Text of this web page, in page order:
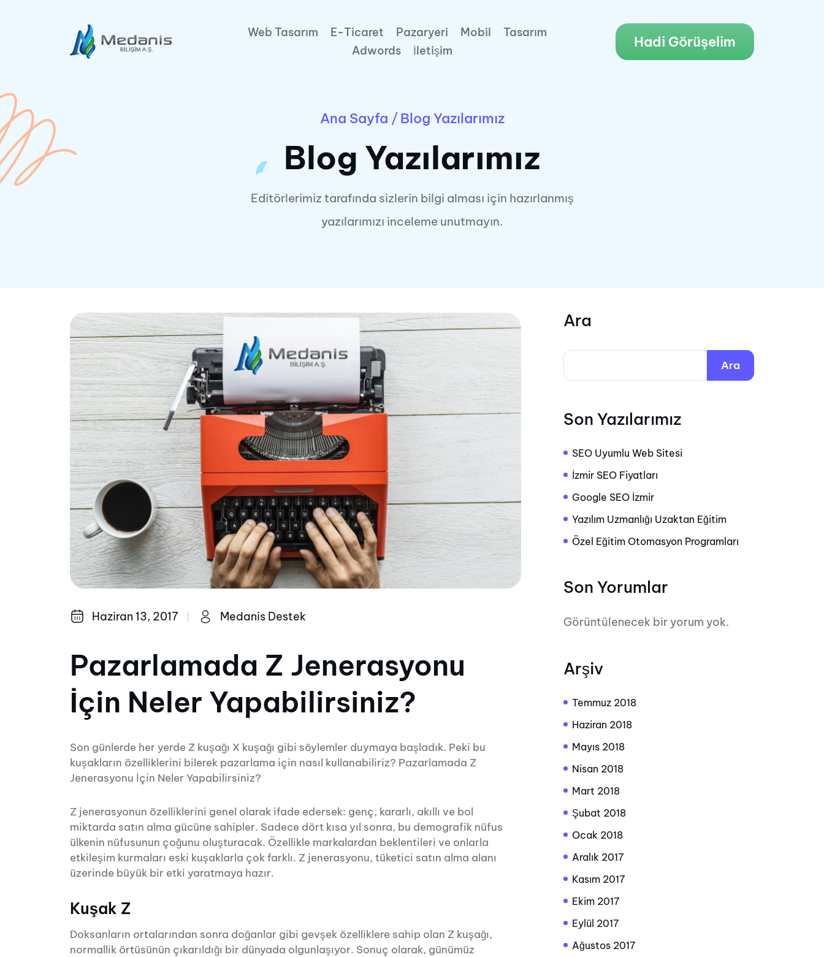
Web Tasarım E-Ticaret Pazaryeri Mobil
Tasarım
Adwords
İletişim
Hadi Görüşelim
Ana Sayfa /Blog Yazılarımız
Blog Yazılarımız
Editörlerimiz tarafında sizlerin bilgi alması için hazırlanmış
yazılarımızı inceleme unutmayın.
Haziran 13, 2017 Medanis Destek
Pazarlamada Z Jenerasyonu
İçin Neler Yapabilirsiniz?
Son günlerde her yerde Z kuşağı X kuşağı gibi söylemler duymaya başladık. Peki bu
kuşakların özelliklerini bilerek pazarlama için nasıl kullanabiliriz? Pazarlamada Z
Jenerasyonu İçin Neler Yapabilirsiniz?
Z jenerasyonun özelliklerini genel olarak ifade edersek: genç, kararlı, akıllı ve bol
miktarda satın alma gücüne sahipler. Sadece dört kısa yıl sonra, bu demografik nüfus
ülkenin nüfusunun çoğunu oluşturacak. Özellikle markalardan beklentileri ve onlarla
etkileşim kurmaları eski kuşaklarla çok farklı. Z jenerasyonu, tüketici satın alma alanı
üzerinde büyük bir etki yaratmaya hazır.
Kuşak Z
Doksanların ortalarından sonra doğanlar gibi gevşek özelliklere sahip olan Z kuşağı,
normallik örtüsünün çıkarıldığı bir dünyada olgunlaşıyor. Sonuç olarak, günümüz
Ara
Ara
Son Yazılarımız
SEO Uyumlu Web Sitesi
İzmir SEO Fiyatları
Google SEO İzmir
Yazılım Uzmanlığı Uzaktan Eğitim
Özel Eğitim Otomasyon Programları
Son Yorumlar
Görüntülenecek bir yorum yok.
Arşiv
Temmuz 2018
Haziran 2018
Mayıs 2018
Nisan 2018
Mart 2018
Şubat 2018
Ocak 2018
Aralık 2017
Kasım 2017
Ekim 2017
Eylül 2017
Ağustos 2017